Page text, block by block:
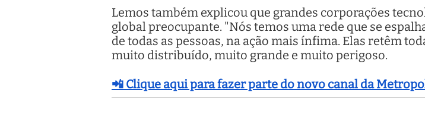
Lemos também explicou que grandes corporações
global preocupante. "Nós temos uma rede que se
de todas as pessoas, na ação mais ínfima. Elas retêm
muito distribuído, muito grande e muito perigoso.
📲 Clique aqui para fazer parte do novo canal da